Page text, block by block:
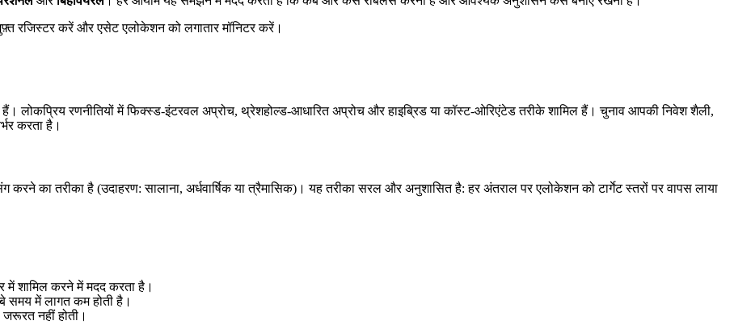
रजिस्टर करें और एसेट एलोकेशन को लगातार मॉनिटर करें।
लोकप्रिय रणनीतियों में फिक्स्ड-इंटरवल अप्रोच, थ्रेशहोल्ड-आधारित अप्रोच और हाइब्रिड या कॉस्ट-ओरिएंटेड तरीके शामिल हैं। चुनाव आपकी निवेश शैली,
करता है।
का तरीका है (उदाहरण: सालाना, अर्धवार्षिक या त्रैमासिक)। यह तरीका सरल और अनुशासित है: हर अंतराल पर एलोकेशन को टार्गेट स्तरों पर वापस लाया
शामिल करने में मदद करता है।
समय में लागत कम होती है।
नहीं होती।